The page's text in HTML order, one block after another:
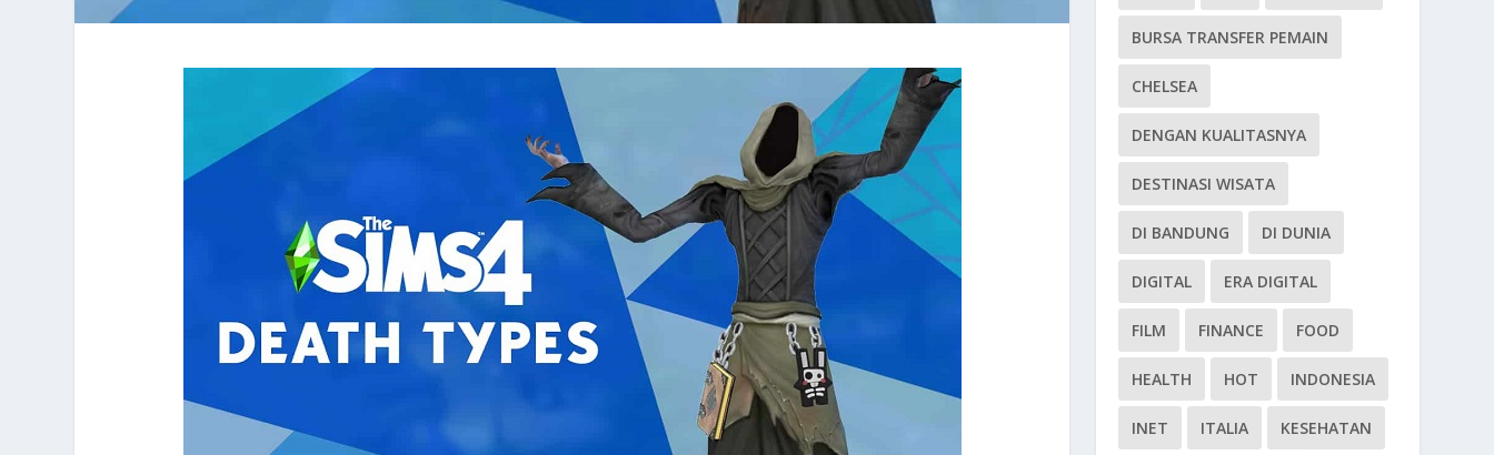
BURSA TRANSFER PEMAIN
CHELSEA
DENGAN KUALITASNYA
DESTINASI WISATA
DI BANDUNG DI DUNIA
DIGITAL ERA DIGITAL
FILM FINANCE FOOD
HEALTH HOT INDONESIA
INET ITALIA KESEHATAN